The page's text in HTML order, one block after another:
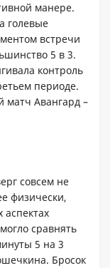
манере.
голевые
встречи
5 в 3.
контроль
периоде.
матч Авангард –
совсем не
физически,
аспектах
сравнять
5 на 3
Бросок